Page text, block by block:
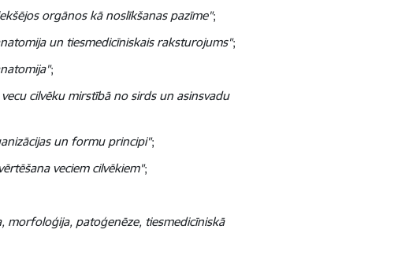
orgānos kā noslīkšanas pazīme";
un tiesmedicīniskais raksturojums";
;
cilvēku mirstībā no sirds un asinsvadu
un formu principi";
veciem cilvēkiem";
morfoloģija, patoģenēze, tiesmedicīniskā